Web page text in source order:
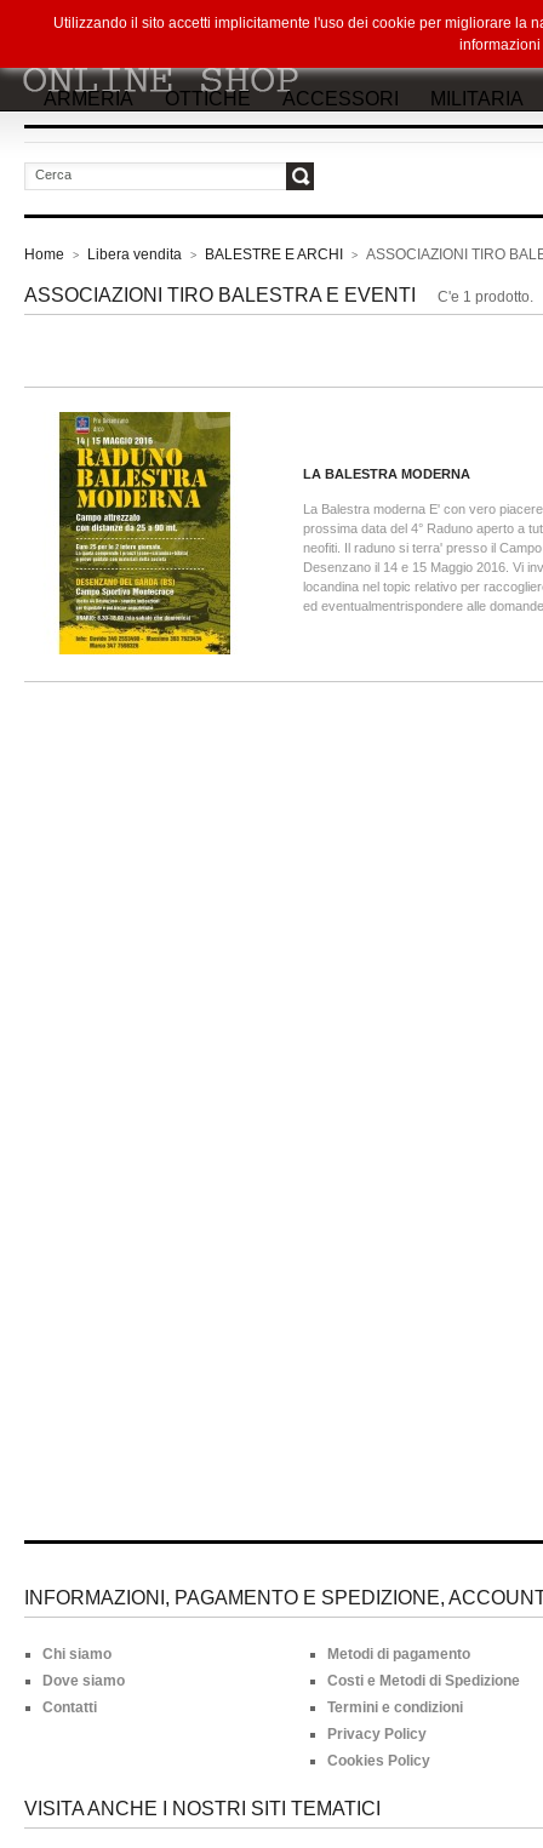
ARMERIA OTTICHE ACCESSORI MILITARIA
Home > Libera vendita > BALESTRE E ARCHI > ASSOCIAZIONI TIRO
ASSOCIAZIONI TIRO BALESTRA E EVENTI C'e 1 prodotto.
LA BALESTRA MODERNA
La Balestra moderna E' con vero
prossima data del 4° Raduno aperto a
neofiti. Il raduno si terra' presso il
Desenzano il 14 e 15 Maggio 2016. Vi
locandina nel topic relativo per
ed eventualmentrispondere alle
INFORMAZIONI, PAGAMENTO E SPEDIZIONE,
Chi siamo
Dove siamo
Contatti
Metodi di pagamento
Costi e Metodi di Spedizione
Termini e condizioni
Privacy Policy
Cookies Policy
VISITA ANCHE I NOSTRI SITI TEMATICI
Utilizzando il sito accetti implicitamente l'uso dei cookie per migliorare la
informazioni